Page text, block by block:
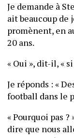
Je demande à
ait beaucoup de
promènent, en
20 ans.
« Oui », dit-il, «
Je réponds : «
football dans le
« Pourquoi pas ?
dire que nous